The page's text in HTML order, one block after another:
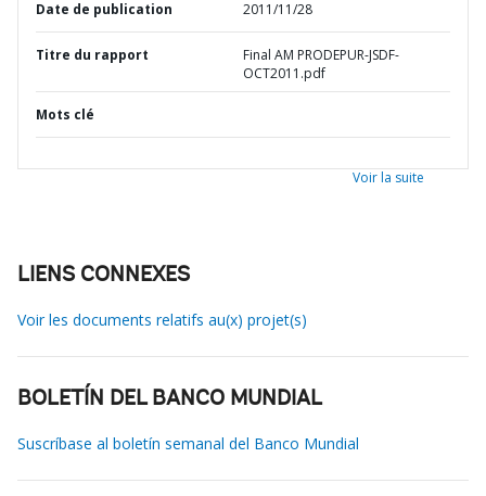
Date de publication 2011/11/28
Titre du rapport
Final AM PRODEPUR-JSDF-
OCT2011.pdf
Mots clé
Voir la suite
LIENS CONNEXES
Voir les documents relatifs au(x) projet(s)
BOLETÍN DEL BANCO MUNDIAL
Suscríbase al boletín semanal del Banco Mundial